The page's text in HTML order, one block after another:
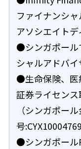
ファイナンシャ
アソシエイトデ
●シンガポール
シャルアドバイ
●生命保険、医
証券ライセンス
（シンガポー
号
●シンガポール